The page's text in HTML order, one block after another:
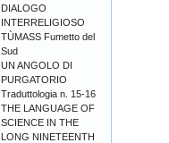
DIALOGO
INTERRELIGIOSO
TÙMASS Fumetto del
Sud
UN ANGOLO DI
PURGATORIO
Traduttologia n. 15-16
THE LANGUAGE OF
SCIENCE IN THE
LONG NINETEENTH